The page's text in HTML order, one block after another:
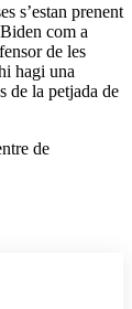
s’estan prenent
com a
de les
hagi una
de la petjada de
de